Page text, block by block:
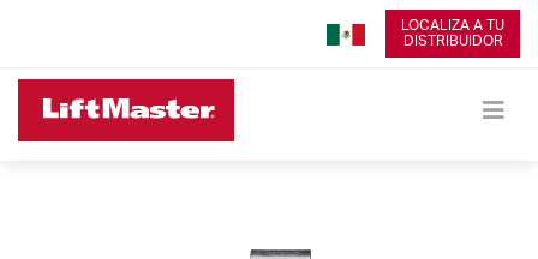
LOCALIZA A TU
DISTRIBUIDOR